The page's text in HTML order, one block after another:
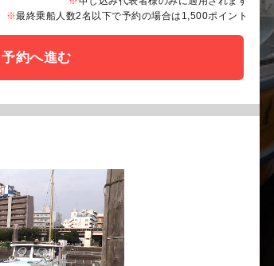
最終乗船人数2名以下で予約の場合は1,500ポイント
約へ進む